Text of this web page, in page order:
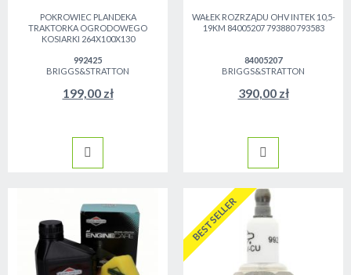
POKROWIEC PLANDEKA
TRAKTORKA OGRODOWEGO
KOSIARKI 264X100X130
992425
BRIGGS&STRATTON
199,00 zł
WAŁEK ROZRZĄDU OHV INTEK 10,5-
19KM 84005207 793880 793583
84005207
BRIGGS&STRATTON
390,00 zł
BESTSELLER